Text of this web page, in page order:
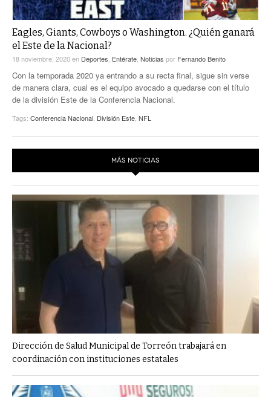
A MEDIA MAÑANA
A TODA LEY
LA MEJOR 97.1 ESTÉREO GALLITO
ACTUALIDADES GREM
PULSO
LA MEJOR INFORMACIÓN
Eagles, Giants, Cowboys o Washington. ¿Quién ganará
el Este de la Nacional?
18 noviembre, 2020en Deportes Entérate Noticias por Fernando Benito
Con la temporada 2020 ya entrando a su recta final, sigue sin verse
de manera clara, cual es el equipo avocado a quedarse con el título
de la división Este de la Conferencia Nacional.
Tags: Conferencia Nacional División Este NFL
MÁS NOTICIAS
Dirección de Salud Municipal de Torreón trabajará en
coordinación con instituciones estatales